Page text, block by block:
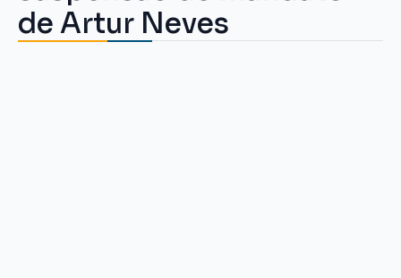
de Artur Neves